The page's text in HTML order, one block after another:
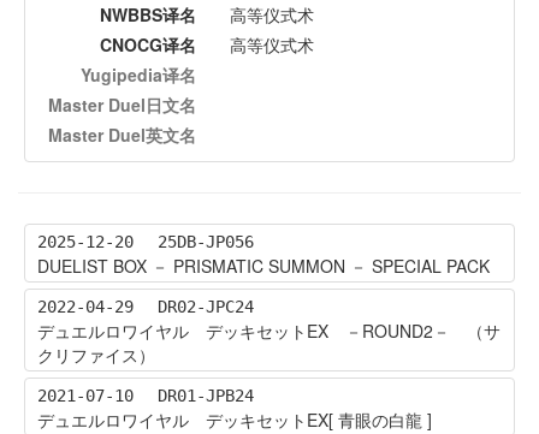
NWBBS译名
高等仪式术
CNOCG译名
高等仪式术
Yugipedia译名
Master Duel日文名
Master Duel英文名
2025-12-20 25DB-JP056
DUELIST BOX － PRISMATIC SUMMON － SPECIAL PACK
2022-04-29 DR02-JPC24
デュエルロワイヤル デッキセットEX －ROUND2－ （サ
クリファイス）
2021-07-10 DR01-JPB24
デュエルロワイヤル デッキセットEX[ 青眼の白龍 ]